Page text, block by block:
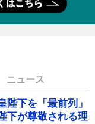
ニュース
陛下を「最前列」
下が尊敬される理